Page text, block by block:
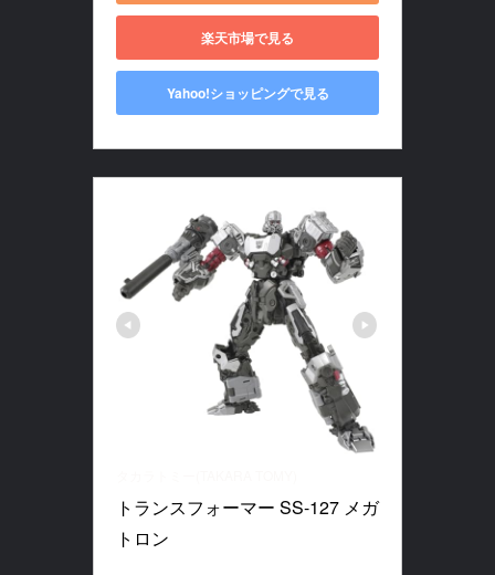
楽天市場で見る
Yahoo!ショッピングで見る
トランスフォーマー SS-127 メガ
トロン